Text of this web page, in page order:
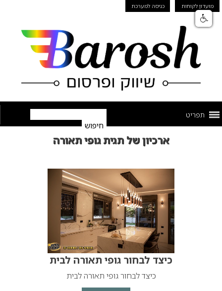
מועדון לקוחות כניסה למערכת
תפריט
ארכיון של תגית גופי תאורה
כיצד לבחור גופי תאורה לבית
כיצד לבחור גופי תאורה לבית